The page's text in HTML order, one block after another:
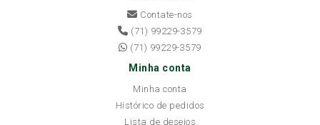
Contate-nos
(71) 99229-3579
(71) 99229-3579
Minha conta
Minha conta
Histórico de pedidos
Lista de desejos